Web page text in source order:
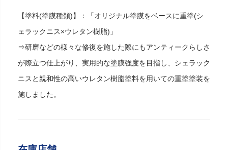
【塗料(塗膜種類)】：「オリジナル塗膜をベースに重塗(シ
ェラックニス×ウレタン樹脂)」
⇒研磨などの様々な修復を施した際にもアンティークらしさ
が際立つ仕上がり、実用的な塗膜強度を目指し、シェラック
ニスと親和性の高いウレタン樹脂塗料を用いての重塗塗装を
施しました。